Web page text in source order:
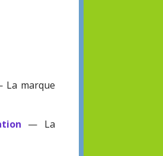
marque
— La